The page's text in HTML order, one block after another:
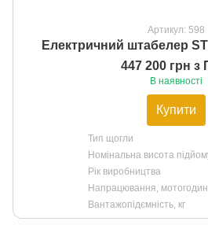
Артикул: 598
Електричний штабелер
447 200 грн з
В наявності
Купити
Тип щогли
Номінальна висота
Рік виробництва
Напрацювання, мотогодин
Вантажопідємність, кг